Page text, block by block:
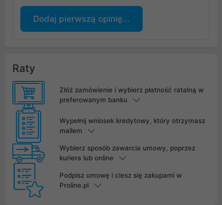
Dodaj pierwszą opinię...
Raty
Złóż zamówienie i wybierz płatność ratalną w
preferowanym banku
Wypełnij wniosek kredytowy, który otrzymasz
mailem
Wybierz sposób zawarcia umowy, poprzez
kuriera lub online
Podpisz umowę i ciesz się zakupami w
Proline.pl